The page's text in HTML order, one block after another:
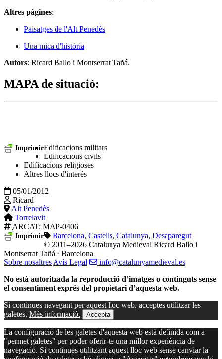
Altres pàgines:
Paisatges de l'Alt Penedès
Una mica d'història
Autors: Ricard Ballo i Montserrat Tañá.
MAPA de situació:
ImprimirEdificacions militars
Edificacions civils
Edificacions religioses
Altres llocs d'interés
05/01/2012
Ricard
Alt Penedès
Torrelavit
ARCAT: MAP-0406
Imprimir Barcelona, Castells, Catalunya, Desaparegut
© 2011–2026 Catalunya Medieval Ricard Ballo i
Montserrat Tañá · Barcelona
Sobre nosaltres Avís Legal
info@catalunyamedieval.es
No està autoritzada la reproducció d’imatges o continguts sense
el consentiment exprés del propietari d’aquesta web.
Si continues navegant per aquest lloc web, acceptes utilitzar les
galetes. Més informació. Accepta
La configuració de les galetes d'aquesta web està definida com a
"permet galetes" per poder oferir-te una millor experiència de
navegació. Si continues utilitzant aquest lloc web sense canviar la